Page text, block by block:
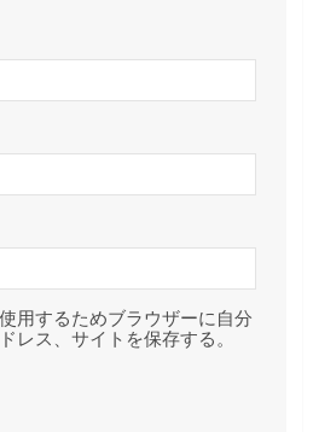
用するためブラウザーに自分
レス、サイトを保存する。